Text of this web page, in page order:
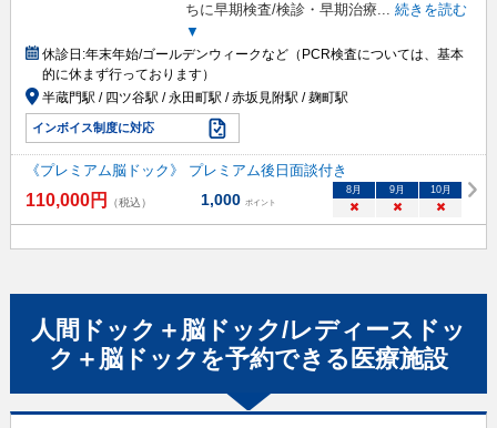
ちに早期検査/検診・早期治療... 続きを読む
▼
休診日:年末年始/ゴールデンウィークなど（PCR検査については、基本
的に休まず行っております）
半蔵門駅 / 四ツ谷駅 / 永田町駅 / 赤坂見附駅 / 麹町駅
インボイス制度に対応
《プレミアム脳ドック》 プレミアム後日面談付き
110,000円 （税込） 1,000 ポイント
8月 9月 10月
× × ×
人間ドック＋脳ドック/レディースドッ
ク＋脳ドック を予約できる 医療施設